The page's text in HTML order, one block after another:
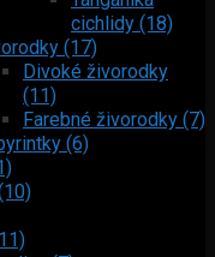
cichlidy (18)
(17)
Divoké živorodky
(11)
Farebné živorodky (7)
(6)